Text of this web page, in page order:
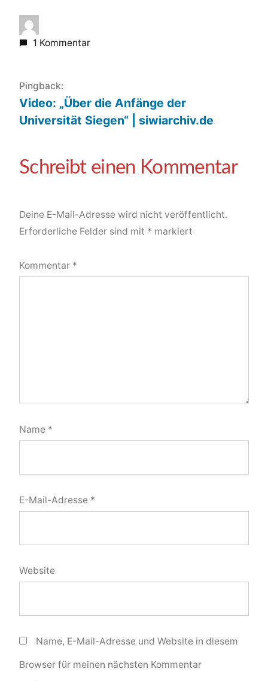
1 Kommentar
Pingback:
Video: „Über die Anfänge der
Universität Siegen“ | siwiarchiv.de
Deine E-Mail-Adresse wird nicht veröffentlicht.
Erforderliche Felder sind mit * markiert
Kommentar *
Name *
E-Mail-Adresse *
Website
Name, E-Mail-Adresse und Website in diesem
Browser für meinen nächsten Kommentar